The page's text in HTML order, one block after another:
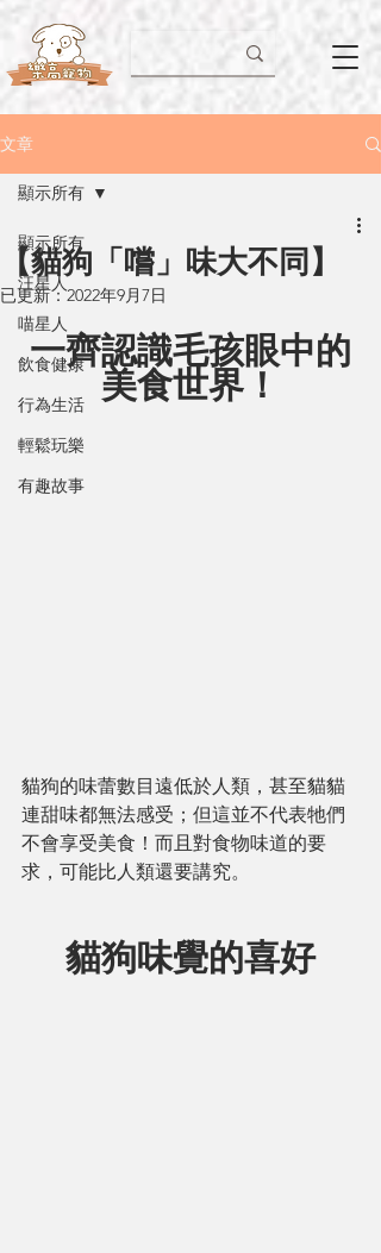
文章
顯示所有
汪星人
喵星人
飲食健康
行為生活
輕鬆玩樂
有趣故事
顯示所有
【貓狗「嚐」味大不同】
已更新：2022年9月7日
一齊認識毛孩眼中的
美食世界！
貓狗的味蕾數目遠低於人類，甚至貓貓
連甜味都無法感受；但這並不代表牠們
不會享受美食！而且對食物味道的要
求，可能比人類還要講究。
貓狗味覺的喜好